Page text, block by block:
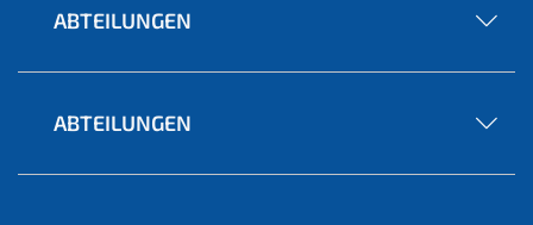
ABTEILUNGEN
ABTEILUNGEN